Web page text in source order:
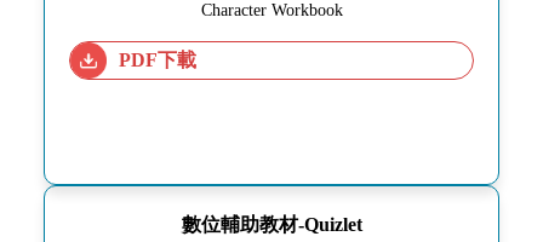
Character Workbook
PDF下載
數位輔助教材-Quizlet